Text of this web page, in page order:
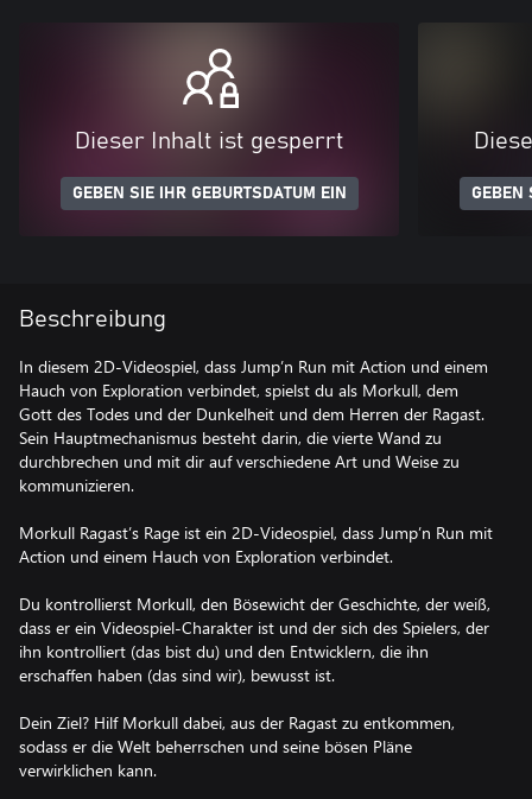
Dieser Inhalt ist gesperrt
GEBEN SIE IHR GEBURTSDATUM EIN GEBEN
Beschreibung
In diesem 2D-Videospiel, dass Jump’n Run mit Action und einem
Hauch von Exploration verbindet, spielst du als Morkull, dem
Gott des Todes und der Dunkelheit und dem Herren der Ragast.
Sein Hauptmechanismus besteht darin, die vierte Wand zu
durchbrechen und mit dir auf verschiedene Art und Weise zu
kommunizieren.
Morkull Ragast’s Rage ist ein 2D-Videospiel, dass Jump’n Run mit
Action und einem Hauch von Exploration verbindet.
Du kontrollierst Morkull, den Bösewicht der Geschichte, der weiß,
dass er ein Videospiel-Charakter ist und der sich des Spielers, der
ihn kontrolliert (das bist du) und den Entwicklern, die ihn
erschaffen haben (das sind wir), bewusst ist.
Dein Ziel? Hilf Morkull dabei, aus der Ragast zu entkommen,
sodass er die Welt beherrschen und seine bösen Pläne
verwirklichen kann.